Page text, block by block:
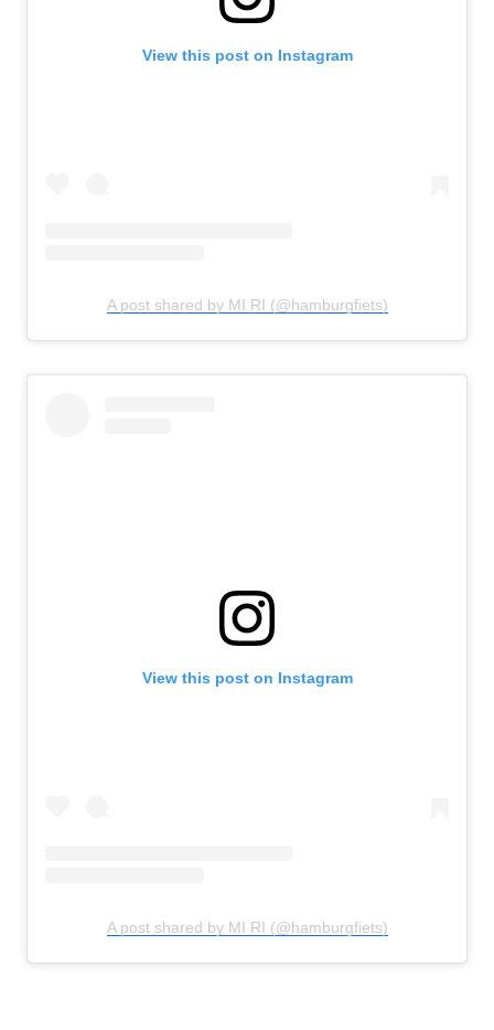
View this post on Instagram
A post shared by MI RI (@hamburgfiets)
View this post on Instagram
A post shared by MI RI (@hamburgfiets)